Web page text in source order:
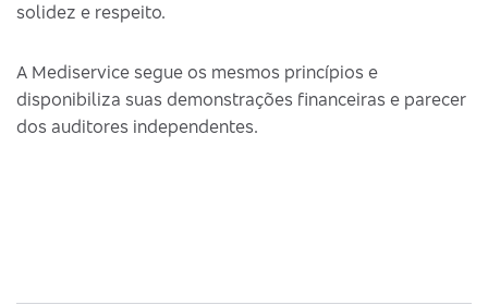
solidez e respeito.
A Mediservice segue os mesmos princípios e
disponibiliza suas demonstrações financeiras e parecer
dos auditores independentes.